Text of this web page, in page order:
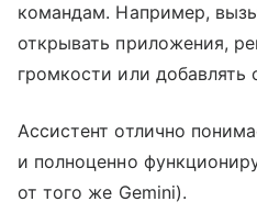
командам. Например,
открывать приложения,
громкости или добавлять
Ассистент отлично
и полноценно
от того же Gemini).